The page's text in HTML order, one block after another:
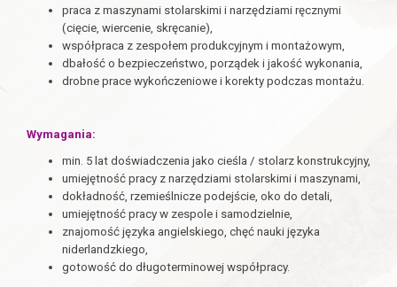
praca z maszynami stolarskimi i narzędziami ręcznymi
(cięcie, wiercenie, skręcanie),
współpraca z zespołem produkcyjnym i montażowym,
dbałość o bezpieczeństwo, porządek i jakość wykonania,
drobne prace wykończeniowe i korekty podczas montażu.
Wymagania:
min. 5 lat doświadczenia jako cieśla / stolarz konstrukcyjny,
umiejętność pracy z narzędziami stolarskimi i maszynami,
dokładność, rzemieślnicze podejście, oko do detali,
umiejętność pracy w zespole i samodzielnie,
znajomość języka angielskiego, chęć nauki języka
niderlandzkiego,
gotowość do długoterminowej współpracy.